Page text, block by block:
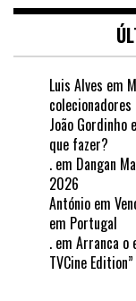
Luis Alves em
João Gordinho
que fazer?
. em Dangan
2026
António em
em Portugal
. em Arranca o
TVCine Edition”